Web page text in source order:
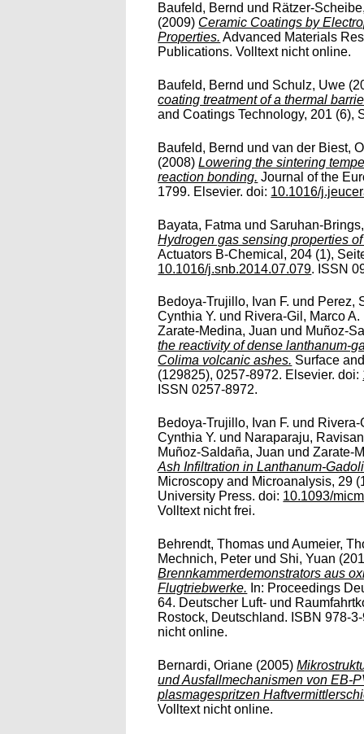
Baufeld, Bernd und Rätzer-
(2009) Ceramic Coatings by
Properties. Advanced Materials
Publications. Volltext nicht online.
Baufeld, Bernd und Schulz, Uwe
coating treatment of a thermal
and Coatings Technology, 201 (6),
Baufeld, Bernd undvan der Biest,
(2008)Lowering the sintering
reaction bonding. Journal of the
1799. Elsevier. doi: 10.1016/
Bayata, Fatma und Saruhan-
Hydrogen gas sensing properties
Actuators B-Chemical, 204 (1),
10.1016/j.snb.2014.07.079. ISSN
Bedoya-Trujillo, Ivan F. und Perez,
Cynthia Y. und Rivera-Gil, Marco A.
Zarate-Medina, Juan und Muñoz-
the reactivity of dense
Colima volcanic ashes. Surface
(129825), 0257-8972. Elsevier. doi:
ISSN 0257-8972.
Bedoya-Trujillo, Ivan F. und Rivera-
Cynthia Y. und Naraparaju,
Muñoz-Saldaña, Juan undZarate-
Ash Infiltration in Lanthanum-
Microscopy and Microanalysis, 29
University Press. doi: 10.1093/
Volltext nicht frei.
Behrendt, Thomas undAumeier,
Mechnich, Peter und Shi, Yuan
Brennkammerdemonstrators aus
Flugtriebwerke. In: Proceedings
64. Deutscher Luft- und
Rostock, Deutschland. ISBN 978-
nicht online.
Bernardi, Oriane (2005)
und Ausfallmechanismen von EB-
plasmagespritzen
Volltext nicht online.